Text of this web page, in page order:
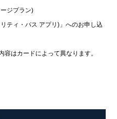
ジプラン)
ティ・パス アプリ)」へのお申し込
はカードによって異なります。